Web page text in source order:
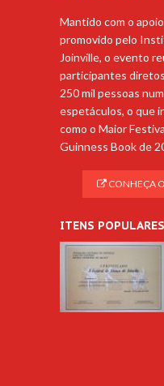
Mantido com o
promovido pelo
Joinville, o evento
participantes
250 mil pessoas
espetáculos, o que
como o Maior
Guinness Book de
CONHEÇA
ITENS POPULARES